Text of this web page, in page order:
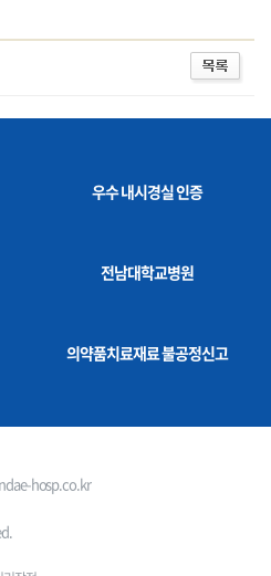
우수 내시경실 인증
전남대학교병원
의약품치료재료 불공정신고
hosp.co.kr